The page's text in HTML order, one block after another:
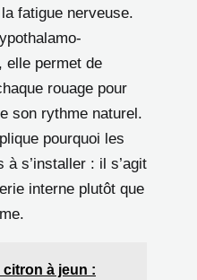
fatigue nerveuse.
elle permet de
rouage pour
son rythme naturel.
pourquoi les
s’installer : il s’agit
interne plutôt que
citron à jeun :